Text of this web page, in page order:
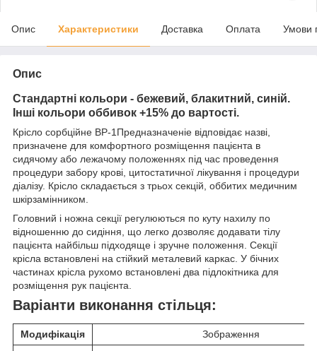
Опис Характеристики Доставка Оплата Умови
Опис
Стандартні кольори - бежевий, блакитний, синій.
Інші кольори оббивок +15% до вартості.
Крісло сорбційне ВР-1Предназначеніе відповідає назві,
призначене для комфортного розміщення пацієнта в
сидячому або лежачому положеннях під час проведення
процедури забору крові, цитостатичної лікування і процедури
діалізу. Крісло складається з трьох секцій, оббитих медичним
шкірзамінником.
Головний і ножна секції регулюються по куту нахилу по
відношенню до сидіння, що легко дозволяє додавати тілу
пацієнта найбільш підходяще і зручне положення. Секції
крісла встановлені на стійкий металевий каркас. У бічних
частинах крісла рухомо встановлені два підлокітника для
розміщення рук пацієнта.
Варіанти виконання стільця:
Модифікація Зображення